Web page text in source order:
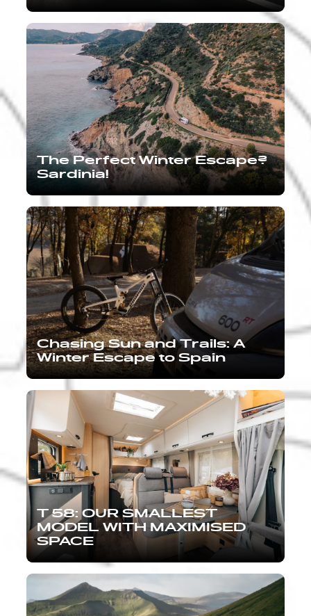
The Perfect Winter Escape?
Sardinia!
Chasing Sun and Trails: A
Winter Escape to Spain
T 58: OUR SMALLEST
MODEL WITH MAXIMISED
SPACE